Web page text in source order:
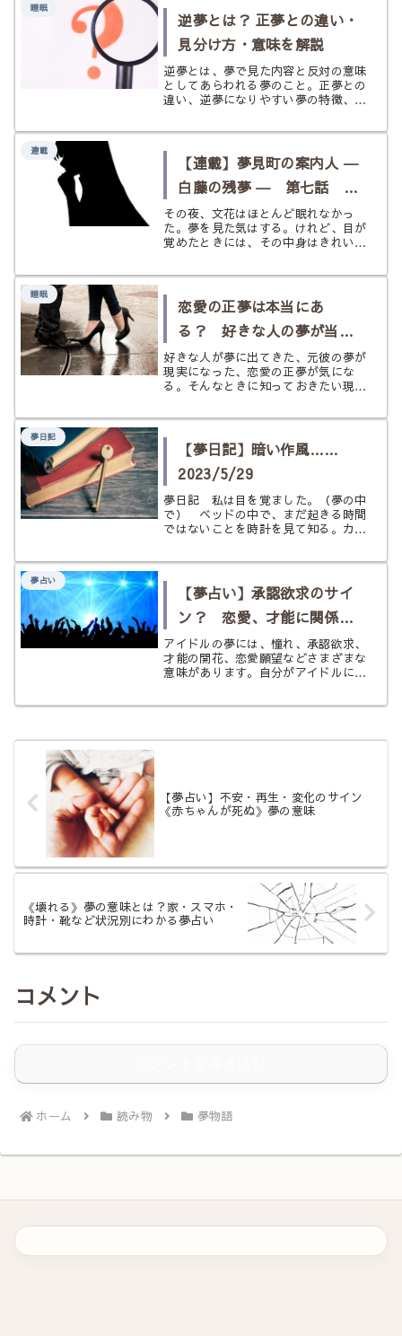
の中で筋肉や神経の働き、エネルギー
代...
睡眠
逆夢とは？ 正夢との違い・
見分け方・意味を解説
逆夢とは、夢で見た内容と反対の意味
としてあらわれる夢のこと。正夢との
違い、逆夢になりやすい夢の特徴、見
さしく丁寧に解説します。
連載
【連載】夢見町の案内人 ―
白藤の残夢 ― 第七話 帰
っていないのは
その夜、文花はほとんど眠れなかっ
た。夢を見た気はする。けれど、目が
覚めたときには、その中身はきれいに
い路地を、誰かのあとから歩いていた
なかった。白い影も、声も、夢の中に
はな...
睡眠
恋愛の正夢は本当にあ
る？ 好きな人の夢が当た
る理由と意味を考える
好きな人が夢に出てきた、元彼の夢が
現実になった、恋愛の正夢が気にな
る。そんなときに知っておきたい現実
運につなげる恋愛との向き合い方をや
夢日記
【夢日記】暗い作風……
2023/5/29
夢日記 私は目を覚ました。（夢の中
で） ベッドの中で、まだ起きる時間
ではないことを時計を見て知る。カー
気も湿っぽく感じる。もしかしたら、
しこのまま横になっていることができ
る...
夢占い
【夢占い】承認欲求のサイ
ン？ 恋愛、才能に関係し
てる？ 〈アイドル〉の夢
アイドルの夢には、憧れ、承認欲求、
才能の開花、恋愛願望などさまざまな
意味があります。自分がアイドルにな
イブを見る夢まで、状況別に夢占いの
【夢占い】不安・再生・変化のサイン
《赤ちゃんが死ぬ》夢の意味
《壊れる》夢の意味とは？家・スマホ・
時計・靴など状況別にわかる夢占い
コメント
ホーム 読み物 夢物語